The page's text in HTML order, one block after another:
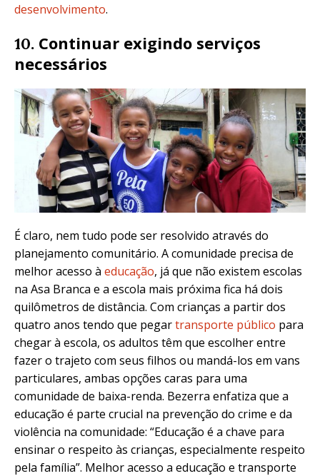
desenvolvimento.
10. Continuar exigindo serviços
necessários
É claro, nem tudo pode ser resolvido através do
planejamento comunitário. A comunidade precisa de
melhor acesso à educação, já que não existem escolas
na Asa Branca e a escola mais próxima fica há dois
quilômetros de distância. Com crianças a partir dos
quatro anos tendo que pegartransporte público para
chegar à escola, os adultos têm que escolher entre
fazer o trajeto com seus filhos ou mandá-los em vans
particulares, ambas opções caras para uma
comunidade de baixa-renda. Bezerra enfatiza que a
educação é parte crucial na prevenção do crime e da
violência na comunidade: “Educação é a chave para
ensinar o respeito às crianças, especialmente respeito
pela família”. Melhor acesso a educação e transporte